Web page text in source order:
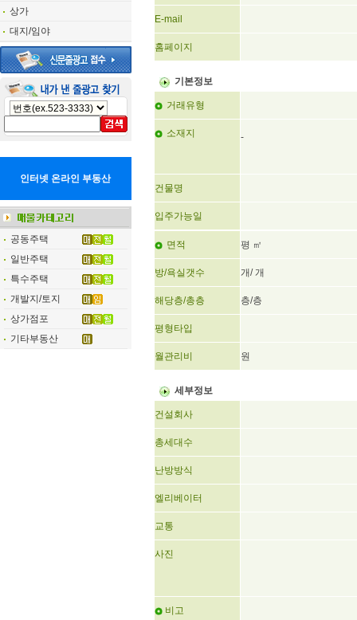
상가
대지/임야
인터넷 온라인 부동산
공동주택
일반주택
특수주택
개발지/토지
상가점포
기타부동산
E-mail
홈페이지
기본정보
거래유형
소재지 -
건물명
입주가능일
면적 평 ㎡
방/욕실갯수 개/ 개
해당층/총층 층/층
평형타입
월관리비 원
세부정보
건설회사
총세대수
난방방식
엘리베이터
교통
사진
비고